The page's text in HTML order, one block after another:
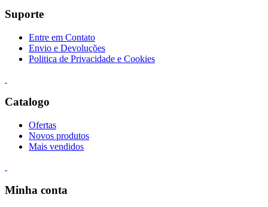
Suporte
Entre em Contato
Envio e Devoluções
Politica de Privacidade e Cookies
Catalogo
Ofertas
Novos produtos
Mais vendidos
Minha conta